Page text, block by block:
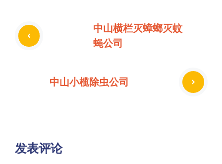
中山横栏灭蟑螂灭蚊
蝇公司
中山小榄除虫公司
发表评论